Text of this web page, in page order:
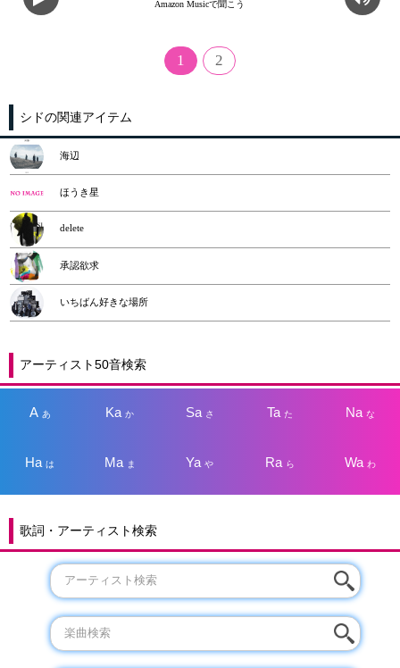
Amazon Musicで聞こう
1 2
シドの関連アイテム
海辺
ほうき星
delete
承認欲求
いちばん好きな場所
アーティスト50音検索
A あ Kaか Sa さ Taた Na な
Haは Ma ま Yaや Ra ら Wa わ
歌詞・アーティスト検索